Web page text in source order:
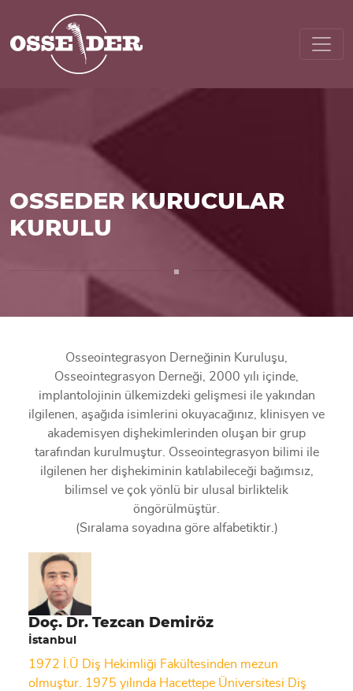
OSSEDER KURUCULAR
KURULU
Osseointegrasyon Derneğinin Kuruluşu,
Osseointegrasyon Derneği, 2000 yılı içinde,
implantolojinin ülkemizdeki gelişmesi ile yakından
ilgilenen, aşağıda isimlerini okuyacağınız, klinisyen ve
akademisyen dişhekimlerinden oluşan bir grup
tarafından kurulmuştur. Osseointegrasyon bilimi ile
ilgilenen her dişhekiminin katılabileceği bağımsız,
bilimsel ve çok yönlü bir ulusal birliktelik
öngörülmüştür.
(Sıralama soyadına göre alfabetiktir.)
Doç. Dr. Tezcan Demiröz
İstanbul
1972 İ.Ü Diş Hekimliği Fakültesinden mezun
olmuştur. 1975 yılında Hacettepe Üniversitesi Diş